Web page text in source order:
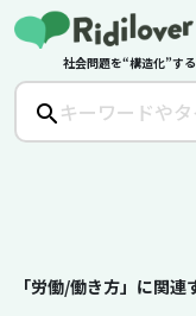
社会問題を“構造化”す
「労働/働き方」に関